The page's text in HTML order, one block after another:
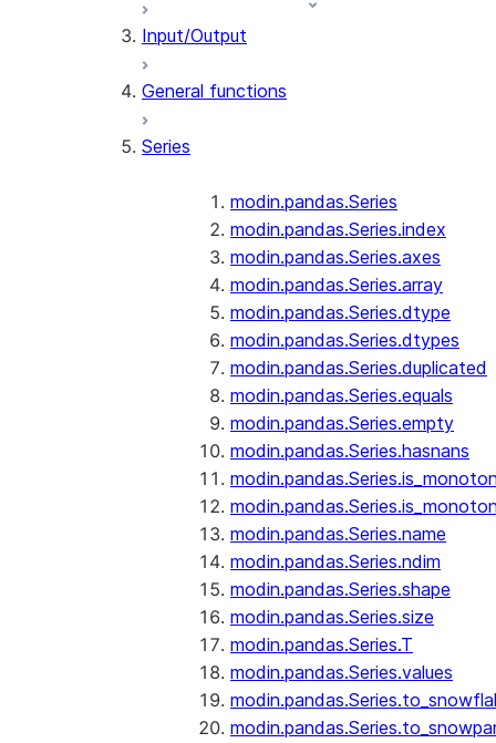
Input/Output
General functions
Series
modin.pandas.Series
modin.pandas.Series.index
modin.pandas.Series.axes
modin.pandas.Series.array
modin.pandas.Series.dtype
modin.pandas.Series.dtypes
modin.pandas.Series.duplicated
modin.pandas.Series.equals
modin.pandas.Series.empty
modin.pandas.Series.hasnans
modin.pandas.Series.name
modin.pandas.Series.ndim
modin.pandas.Series.shape
modin.pandas.Series.size
modin.pandas.Series.T
modin.pandas.Series.values